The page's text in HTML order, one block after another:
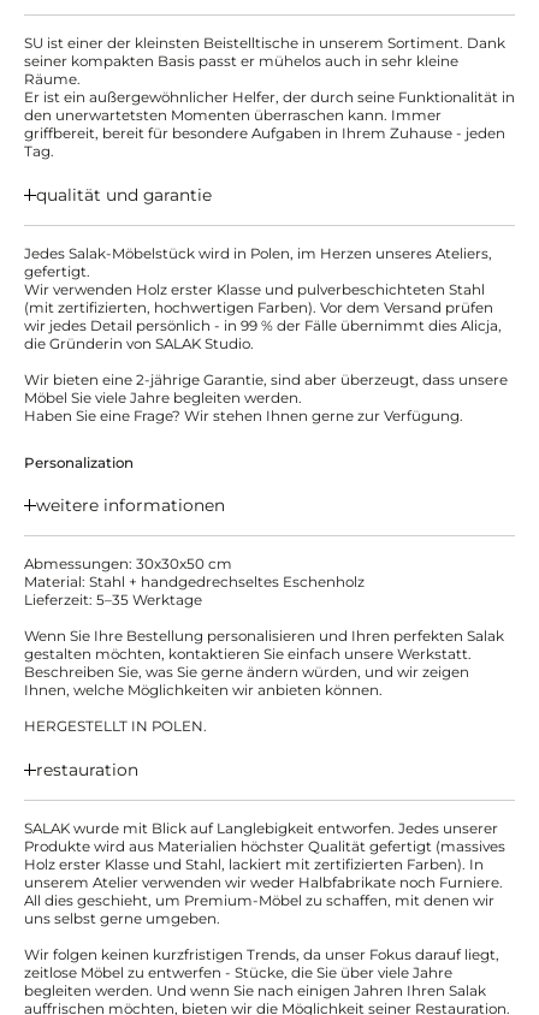
SU ist einer der kleinsten Beistelltische in unserem Sortiment. Dank
seiner kompakten Basis passt er mühelos auch in sehr kleine
Räume.
Er ist ein außergewöhnlicher Helfer, der durch seine Funktionalität in
den unerwartetsten Momenten überraschen kann. Immer
griffbereit, bereit für besondere Aufgaben in Ihrem Zuhause - jeden
Tag.
qualität und garantie
Jedes Salak-Möbelstück wird in Polen, im Herzen unseres Ateliers,
gefertigt.
Wir verwenden Holz erster Klasse und pulverbeschichteten Stahl
(mit zertifizierten, hochwertigen Farben). Vor dem Versand prüfen
wir jedes Detail persönlich - in 99 % der Fälle übernimmt dies Alicja,
die Gründerin von SALAK Studio.
Wir bieten eine 2-jährige Garantie, sind aber überzeugt, dass unsere
Möbel Sie viele Jahre begleiten werden.
Haben Sie eine Frage? Wir stehen Ihnen gerne zur Verfügung.
Personalization
weitere informationen
Abmessungen: 30x30x50 cm
Material: Stahl + handgedrechseltes Eschenholz
Lieferzeit: 5–35 Werktage
Wenn Sie Ihre Bestellung personalisieren und Ihren perfekten Salak
gestalten möchten, kontaktieren Sie einfach unsere Werkstatt.
Beschreiben Sie, was Sie gerne ändern würden, und wir zeigen
Ihnen, welche Möglichkeiten wir anbieten können.
HERGESTELLT IN POLEN.
restauration
SALAK wurde mit Blick auf Langlebigkeit entworfen. Jedes unserer
Produkte wird aus Materialien höchster Qualität gefertigt (massives
Holz erster Klasse und Stahl, lackiert mit zertifizierten Farben). In
unserem Atelier verwenden wir weder Halbfabrikate noch Furniere.
All dies geschieht, um Premium-Möbel zu schaffen, mit denen wir
uns selbst gerne umgeben.
Wir folgen keinen kurzfristigen Trends, da unser Fokus darauf liegt,
zeitlose Möbel zu entwerfen - Stücke, die Sie über viele Jahre
begleiten werden. Und wenn Sie nach einigen Jahren Ihren Salak
auffrischen möchten, bieten wir die Möglichkeit seiner Restauration.